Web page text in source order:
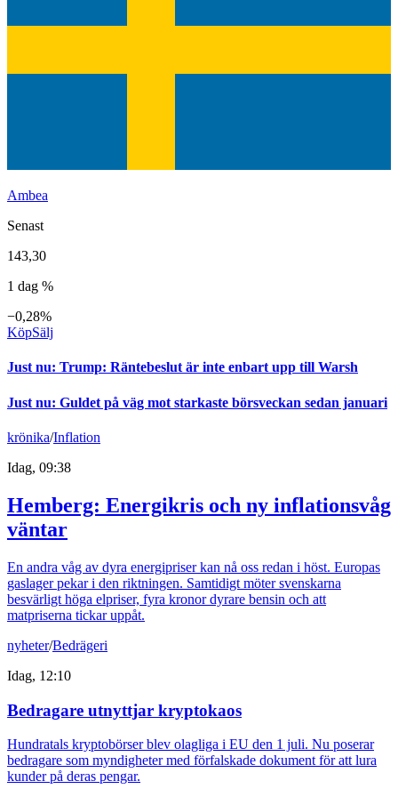
Ambea
Senast
143,30
1 dag %
−0,28%
KöpSälj
Just nu: Trump: Räntebeslut är inte enbart upp till Warsh
Just nu: Guldet på väg mot starkaste börsveckan sedan januari
krönika/Inflation
Idag, 09:38
Hemberg: Energikris och ny inflationsvåg
väntar
En andra våg av dyra energipriser kan nå oss redan i höst. Europas
gaslager pekar i den riktningen. Samtidigt möter svenskarna
besvärligt höga elpriser, fyra kronor dyrare bensin och att
matpriserna tickar uppåt.
nyheter/Bedrägeri
Idag, 12:10
Bedragare utnyttjar kryptokaos
Hundratals kryptobörser blev olagliga i EU den 1 juli. Nu poserar
bedragare som myndigheter med förfalskade dokument för att lura
kunder på deras pengar.